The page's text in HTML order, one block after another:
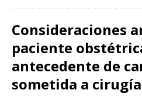
Consideraciones
paciente
antecedente de
sometida a cirugía